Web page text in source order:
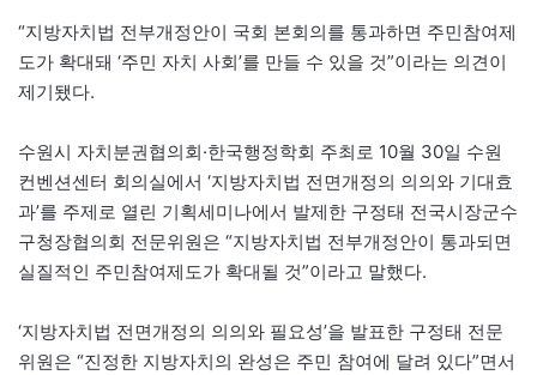
“지방자치법 전부개정안이 국회 본회의를 통과하면 주민참여제
도가 확대돼 ‘주민 자치 사회’를 만들 수 있을 것”이라는 의견이
제기됐다.
수원시 자치분권협의회·한국행정학회 주최로 10월 30일 수원
컨벤션센터 회의실에서 ‘지방자치법 전면개정의 의의와 기대효
과’를 주제로 열린 기획세미나에서 발제한 구정태 전국시장군수
구청장협의회 전문위원은 “지방자치법 전부개정안이 통과되면
실질적인 주민참여제도가 확대될 것”이라고 말했다.
‘지방자치법 전면개정의 의의와 필요성’을 발표한 구정태 전문
위원은 “진정한 지방자치의 완성은 주민 참여에 달려 있다”면서